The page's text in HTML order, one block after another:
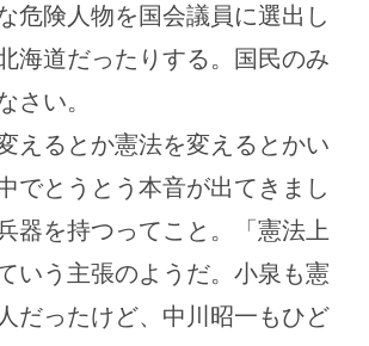
危険人物を国会議員に選出し
海道だったりする。国民のみ
さい。
えるとか憲法を変えるとかい
でとうとう本音が出てきまし
器を持つってこと。「憲法上
いう主張のようだ。小泉も憲
だったけど、中川昭一もひど